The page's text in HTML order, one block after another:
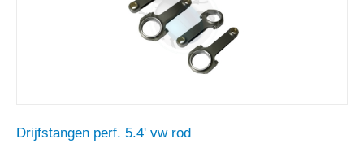
Drijfstangen perf. 5.4' vw rod